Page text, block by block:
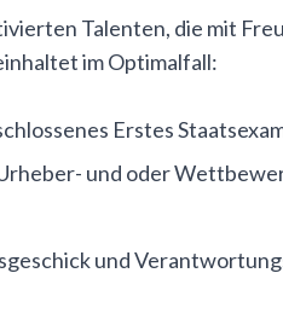
Talenten, die mit
im Optimalfall:
Erstes
und oder
und